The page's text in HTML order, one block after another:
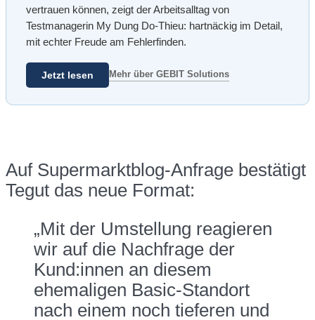
vertrauen können, zeigt der Arbeitsalltag von
Testmanagerin My Dung Do-Thieu: hartnäckig im Detail,
mit echter Freude am Fehlerfinden.
Jetzt lesen Mehr über GEBIT Solutions
Auf Supermarktblog-Anfrage bestätigt
Tegut das neue Format:
„Mit der Umstellung reagieren
wir auf die Nachfrage der
Kund:innen an diesem
ehemaligen Basic-Standort
nach einem noch tieferen und